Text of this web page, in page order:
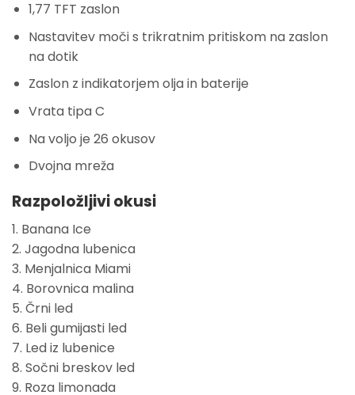
1,77 TFT zaslon
Nastavitev moči s trikratnim pritiskom na zaslon
na dotik
Zaslon z indikatorjem olja in baterije
Vrata tipa C
Na voljo je 26 okusov
Dvojna mreža
Razpoložljivi okusi
1. Banana Ice
2. Jagodna lubenica
3. Menjalnica Miami
4. Borovnica malina
5. Črni led
6. Beli gumijasti led
7. Led iz lubenice
8. Sočni breskov led
9. Roza limonada